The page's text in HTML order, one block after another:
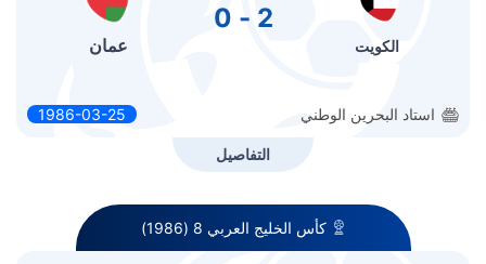
الكويت
2 - 0
عمان
استاد البحرين الوطني 1986-03-25
التفاصيل
كأس الخليج العربي 8 (1986)